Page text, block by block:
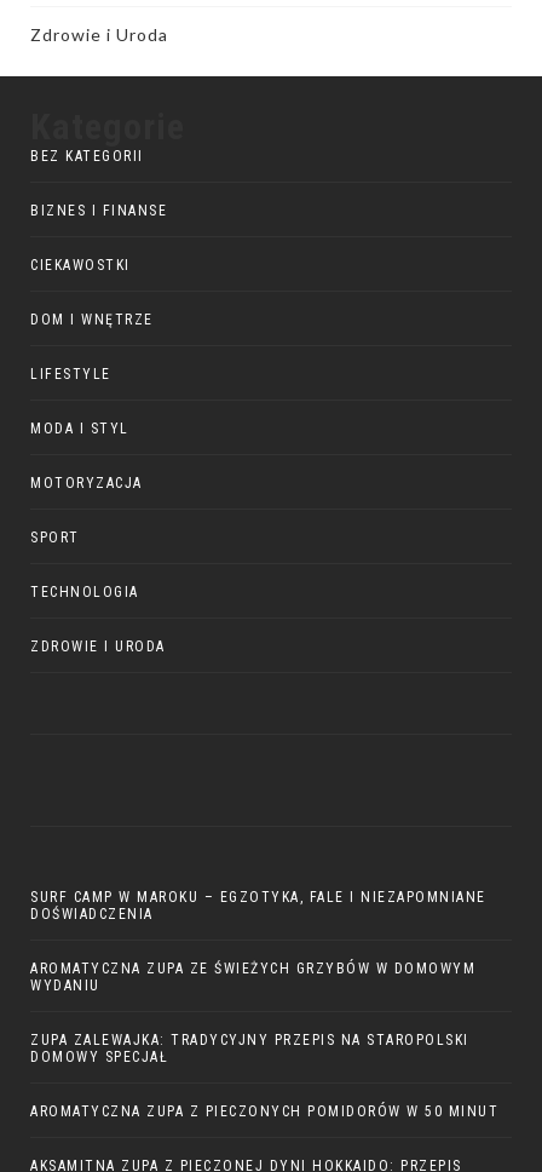
Zdrowie i Uroda
BEZ KATEGORII
BIZNES I FINANSE
CIEKAWOSTKI
DOM I WNĘTRZE
LIFESTYLE
MODA I STYL
MOTORYZACJA
SPORT
TECHNOLOGIA
ZDROWIE I URODA
SURF CAMP W MAROKU – EGZOTYKA, FALE I NIEZAPOMNIANE
DOŚWIADCZENIA
AROMATYCZNA ZUPA ZE ŚWIEŻYCH GRZYBÓW W DOMOWYM
WYDANIU
ZUPA ZALEWAJKA: TRADYCYJNY PRZEPIS NA STAROPOLSKI
DOMOWY SPECJAŁ
AROMATYCZNA ZUPA Z PIECZONYCH POMIDORÓW W 50 MINUT
AKSAMITNA ZUPA Z PIECZONEJ DYNI HOKKAIDO: PRZEPIS